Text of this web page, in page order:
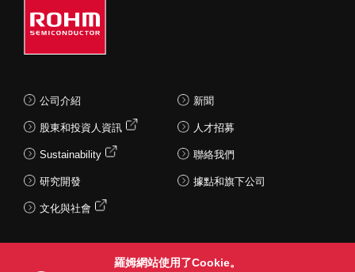
公司介紹
股東和投資人資訊
Sustainability
研究開發
文化與社會
新聞
人才招募
聯絡我們
據點和旗下公司
羅姆網站使用了Cookie。